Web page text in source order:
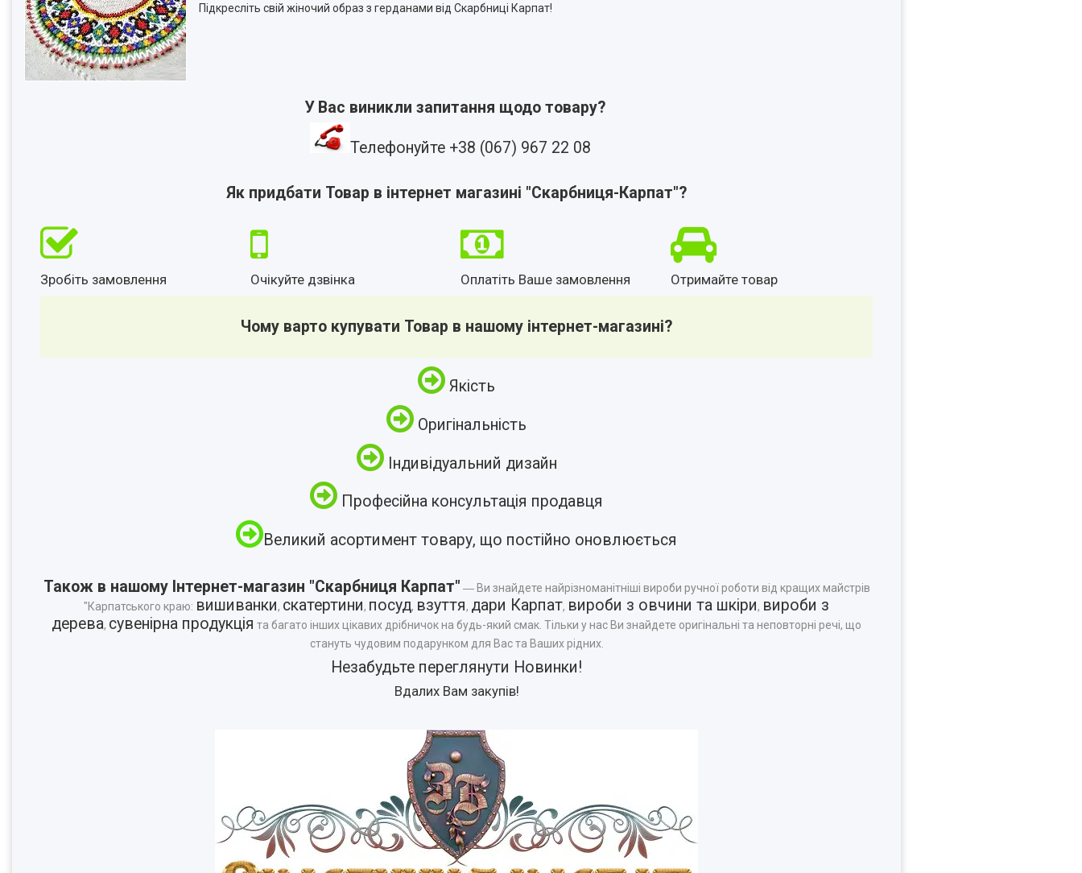
Підкресліть свій жіночий образ з герданами від Скарбниці Карпат!
У Вас виникли запитання щодо товару?
Телефонуйте +38 (067) 967 22 08
Як придбати Товар в інтернет магазині "Скарбниця-Карпат"?
Зробіть замовлення Очікуйте дзвінка Оплатіть Ваше замовлення Отримайте товар
Чому варто купувати Товар в нашому інтернет-магазині?
Якість
Оригінальність
Індивідуальний дизайн
Професійна консультація продавця
Великий асортимент товару, що постійно оновлюється
Також в нашому Інтернет-магазин "Скарбниця Карпат" ― Ви знайдете найрізноманітніші вироби ручної роботи від кращих майстрів
"Карпатського краю: вишиванки, скатертини, посуд, взуття, дари Карпат, вироби з овчини та шкіри, вироби з
дерева, сувенірна продукція та багато інших цікавих дрібничок на будь-який смак. Тільки у нас Ви знайдете оригінальні та неповторні речі, що
стануть чудовим подарунком для Вас та Ваших рідних.
Незабудьте переглянути Новинки!
Вдалих Вам закупів!